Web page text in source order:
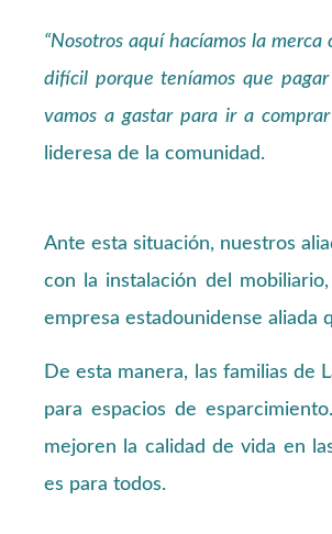
“Nosotros aquí hacíamos la
difícil porque teníamos que
vamos a gastar para ir a
lideresa de la comunidad.
Ante esta situación, nuestros
con la instalación del
empresa estadounidense aliada
De esta manera, las familias de
para espacios de
mejoren la calidad de vida en
es para todos.